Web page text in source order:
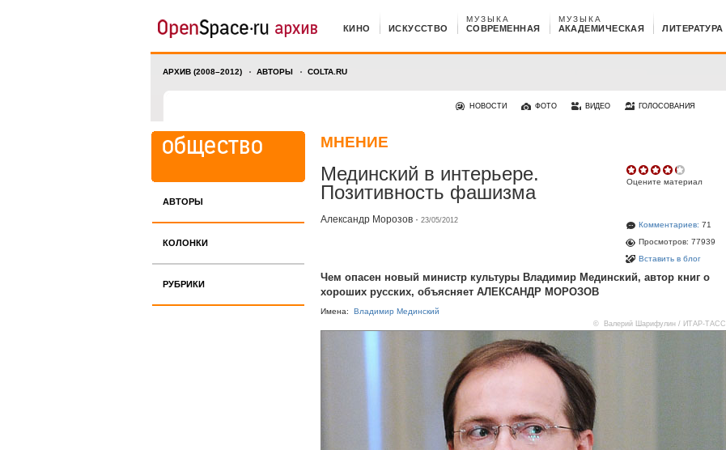
КИНО ИСКУССТВО СОВРЕМЕННАЯ
МУЗЫКА
АКАДЕМИЧЕСКАЯ
МУЗЫКА
ЛИТЕРАТУРА
АРХИВ (2008–2012) АВТОРЫ COLTA.RU
НОВОСТИ ФОТО ВИДЕО ГОЛОСОВАНИЯ
АВТОРЫ
КОЛОНКИ
РУБРИКИ
МНЕНИЕ
Оцените материал
Комментариев: 71
Просмотров: 77939
Вставить в блог
Мединский в интерьере.
Позитивность фашизма
Александр Морозов · 23/05/2012
Чем опасен новый министр культуры Владимир Мединский, автор книг о
хороших русских, объясняет АЛЕКСАНДР МОРОЗОВ
Имена: Владимир Мединский
© Валерий Шарифулин / ИТАР-ТАСС